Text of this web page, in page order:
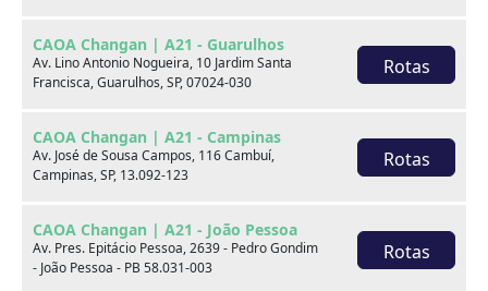
CAOA Changan | A21 - Guarulhos
Av. Lino Antonio Nogueira, 10 Jardim Santa
Francisca, Guarulhos, SP, 07024-030
Rotas
CAOA Changan | A21 - Campinas
Av. José de Sousa Campos, 116 Cambuí,
Campinas, SP, 13.092-123
Rotas
CAOA Changan | A21 - João Pessoa
Av. Pres. Epitácio Pessoa, 2639 - Pedro Gondim
- João Pessoa - PB 58.031-003
Rotas
xxx
xxx
xxx
xxxxxx/xxxxxx
xxxxxx/xxxxxx
xxx